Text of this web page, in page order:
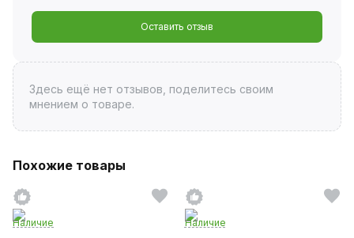
Оставить отзыв
Здесь ещё нет отзывов, поделитесь своим
мнением о товаре.
Похожие товары
Наличие
Наличие